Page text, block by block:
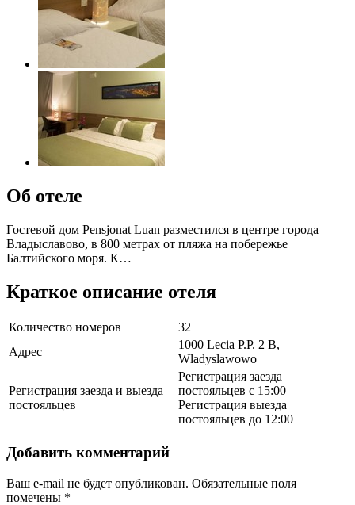
Об отеле
Гостевой дом Pensjonat Luan разместился в центре города
Владыславово, в 800 метрах от пляжа на побережье
Балтийского моря. К…
Краткое описание отеля
Количество номеров
32
Адрес
1000 Lecia P.P. 2 B,
Wladyslawowo
Регистрация заезда и выезда
постояльцев
Регистрация заезда
постояльцев с 15:00
Регистрация выезда
постояльцев до 12:00
Добавить комментарий
Ваш e-mail не будет опубликован. Обязательные поля
помечены *